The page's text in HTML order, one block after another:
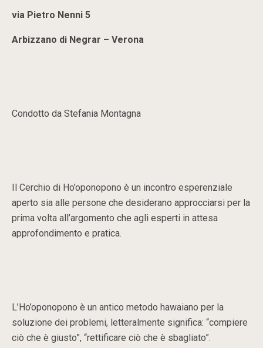
via Pietro Nenni 5
Arbizzano di Negrar – Verona
Condotto da Stefania Montagna
Il Cerchio di Ho’oponopono è un incontro esperenziale
aperto sia alle persone che desiderano approcciarsi per la
prima volta all’argomento che agli esperti in attesa
approfondimento e pratica.
L’Ho’oponopono è un antico metodo hawaiano per la
soluzione dei problemi, letteralmente significa: “compiere
ciò che è giusto”, “rettificare ciò che è sbagliato”.